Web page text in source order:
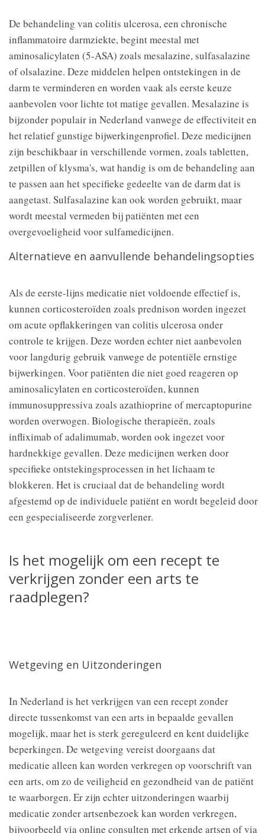
De behandeling van colitis ulcerosa, een chronische
inflammatoire darmziekte, begint meestal met
aminosalicylaten (5-ASA) zoals mesalazine, sulfasalazine
of olsalazine. Deze middelen helpen ontstekingen in de
darm te verminderen en worden vaak als eerste keuze
aanbevolen voor lichte tot matige gevallen. Mesalazine is
bijzonder populair in Nederland vanwege de effectiviteit en
het relatief gunstige bijwerkingenprofiel. Deze medicijnen
zijn beschikbaar in verschillende vormen, zoals tabletten,
zetpillen of klysma's, wat handig is om de behandeling aan
te passen aan het specifieke gedeelte van de darm dat is
aangetast. Sulfasalazine kan ook worden gebruikt, maar
wordt meestal vermeden bij patiënten met een
overgevoeligheid voor sulfamedicijnen.
Alternatieve en aanvullende behandelingsopties
Als de eerste-lijns medicatie niet voldoende effectief is,
kunnen corticosteroïden zoals prednison worden ingezet
om acute opflakkeringen van colitis ulcerosa onder
controle te krijgen. Deze worden echter niet aanbevolen
voor langdurig gebruik vanwege de potentiële ernstige
bijwerkingen. Voor patiënten die niet goed reageren op
aminosalicylaten en corticosteroïden, kunnen
immunosuppressiva zoals azathioprine of mercaptopurine
worden overwogen. Biologische therapieën, zoals
infliximab of adalimumab, worden ook ingezet voor
hardnekkige gevallen. Deze medicijnen werken door
specifieke ontstekingsprocessen in het lichaam te
blokkeren. Het is cruciaal dat de behandeling wordt
afgestemd op de individuele patiënt en wordt begeleid door
een gespecialiseerde zorgverlener.
Is het mogelijk om een recept te
verkrijgen zonder een arts te
raadplegen?
Wetgeving en Uitzonderingen
In Nederland is het verkrijgen van een recept zonder
directe tussenkomst van een arts in bepaalde gevallen
mogelijk, maar het is sterk gereguleerd en kent duidelijke
beperkingen. De wetgeving vereist doorgaans dat
medicatie alleen kan worden verkregen op voorschrift van
een arts, om zo de veiligheid en gezondheid van de patiënt
te waarborgen. Er zijn echter uitzonderingen waarbij
medicatie zonder artsenbezoek kan worden verkregen,
bijvoorbeeld via online consulten met erkende artsen of via